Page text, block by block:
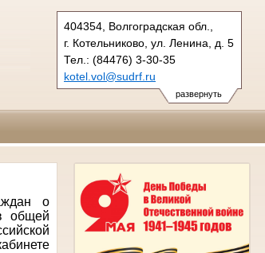
развернуть
404354, Волгоградская обл.,
г. Котельниково, ул. Ленина, д. 5
Тел.: (84476) 3-30-35
kotel.vol@sudrf.ru
о
общей